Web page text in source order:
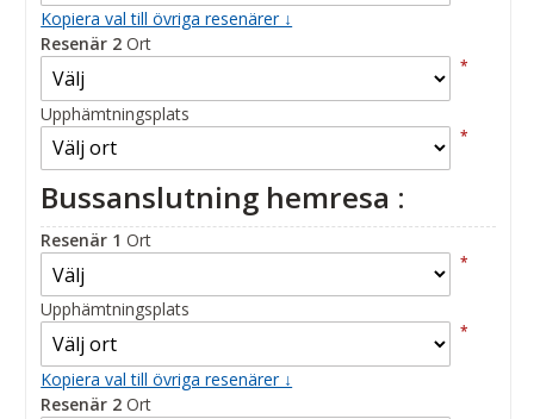
Kopiera val till övriga resenärer ↓
Resenär 2 Ort
*
Upphämtningsplats
*
Bussanslutning hemresa :
Resenär 1 Ort
*
Upphämtningsplats
*
Kopiera val till övriga resenärer ↓
Resenär 2 Ort